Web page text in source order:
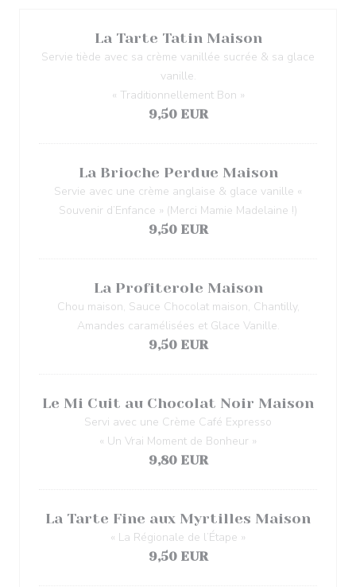
La Tarte Tatin Maison
Servie tiède avec sa crème vanillée sucrée & sa glace
vanille.
« Traditionnellement Bon »
9,50 EUR
La Brioche Perdue Maison
Servie avec une crème anglaise & glace vanille «
Souvenir d’Enfance » (Merci Mamie Madelaine !)
9,50 EUR
La Profiterole Maison
Chou maison, Sauce Chocolat maison, Chantilly,
Amandes caramélisées et Glace Vanille.
9,50 EUR
Le Mi Cuit au Chocolat Noir Maison
Servi avec une Crème Café Expresso
« Un Vrai Moment de Bonheur »
9,80 EUR
La Tarte Fine aux Myrtilles Maison
« La Régionale de l’Étape »
9,50 EUR